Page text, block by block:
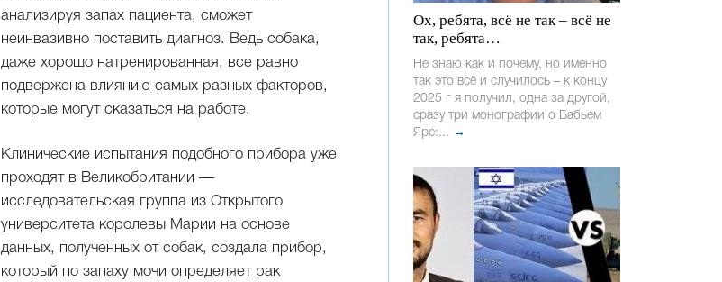
анализируя запах пациента, сможет
неинвазивно поставить диагноз. Ведь собака,
даже хорошо натренированная, все равно
подвержена влиянию самых разных факторов,
которые могут сказаться на работе.
Клинические испытания подобного прибора уже
проходят в Великобритании —
исследовательская группа из Открытого
университета королевы Марии на основе
данных, полученных от собак, создала прибор,
который по запаху мочи определяет рак
Ох, ребята, всё не так – всё не
так, ребята…
Не знаю как и почему, но именно
так это всё и случилось – к концу
2025 г я получил, одна за другой,
сразу три монографии о Бабьем
Яре:... →